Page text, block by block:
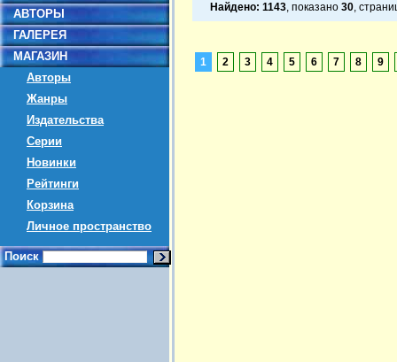
АВТОРЫ
ГАЛЕРЕЯ
МАГАЗИН
Авторы
Жанры
Издательства
Серии
Новинки
Рейтинги
Корзина
Личное пространство
Поиск
Найдено: 1143, показано 30,
1 2 3 4 5 6 7 8 9